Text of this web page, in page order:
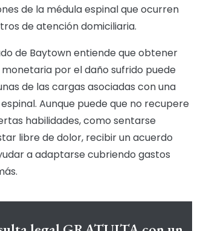
de la médula espinal que ocurren
de atención domiciliaria.
de Baytown entiende que obtener
por el daño sufrido puede
de las cargas asociadas con una
Aunque puede que no recupere
habilidades, como sentarse
libre de dolor, recibir un acuerdo
a adaptarse cubriendo gastos